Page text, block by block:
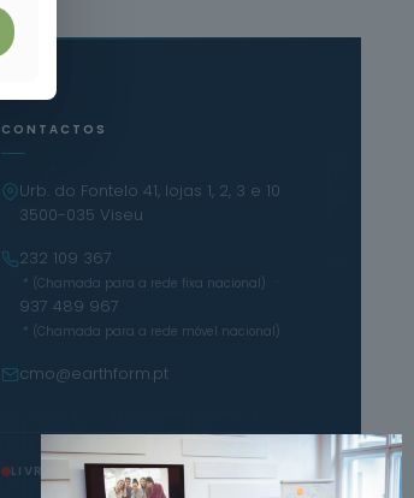
CONTACTOS
Urb. do Fontelo 41, lojas 1, 2, 3 e 10
3500-035 Viseu
232 109 367
* (Chamada para a rede fixa nacional)
937 489 967
* (Chamada para a rede móvel nacional)
cmo@earthform.pt
LIVRO DE RECLAMAÇÕES